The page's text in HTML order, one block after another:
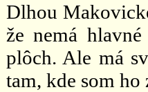
Dlhou
že nemá
plôch. Ale má
tam, kde som